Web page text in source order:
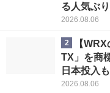
る人気ぶり
2026.08.06
2
【
TX」を商
日本投入
2026.08.06